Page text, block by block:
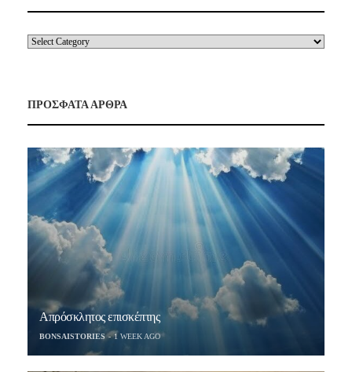
ΠΡΟΣΦΑΤΑ ΑΡΘΡΑ
Απρόσκλητος επισκέπτης
BONSAISTORIES 1 WEEK AGO